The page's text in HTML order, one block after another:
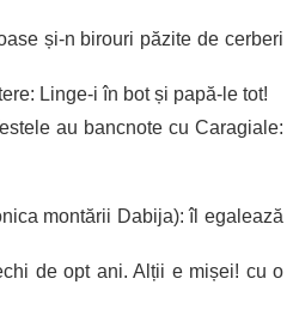
și-n birouri păzite de cerberi
Linge-i în bot și papă-le tot!
au bancnote cu Caragiale:
montării Dabija): îl egalează
de opt ani. Alții e mișei! cu o